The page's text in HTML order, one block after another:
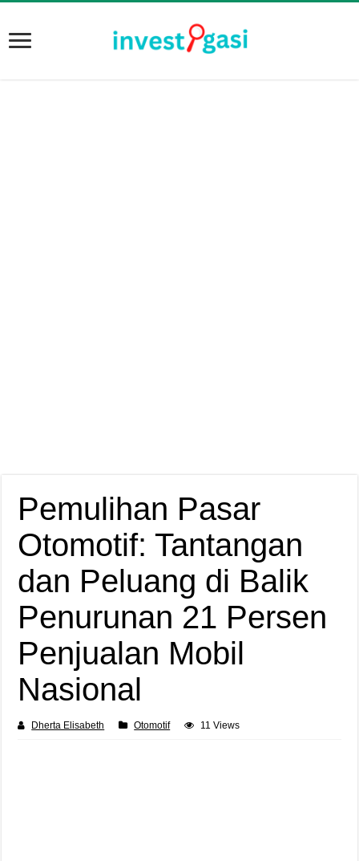
Pemulihan Pasar
Otomotif: Tantangan
dan Peluang di Balik
Penurunan 21 Persen
Penjualan Mobil
Nasional
Dherta Elisabeth Otomotif 11 Views